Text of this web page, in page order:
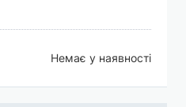
Немає у наявності